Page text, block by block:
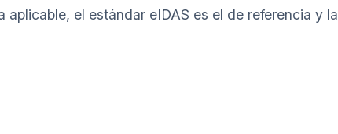
el estándar eIDAS es el de referencia y la